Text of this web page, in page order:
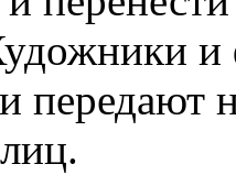
и
передают